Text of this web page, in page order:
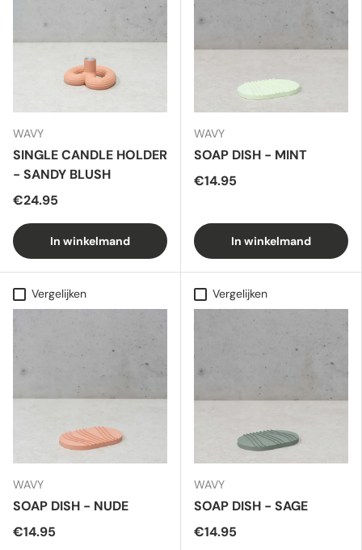
WAVY
SINGLE CANDLE HOLDER
- SANDY BLUSH
€24.95
In winkelmand
WAVY
SOAP DISH - MINT
€14.95
In winkelmand
Vergelijken
WAVY
SOAP DISH - NUDE
€14.95
Vergelijken
WAVY
SOAP DISH - SAGE
€14.95